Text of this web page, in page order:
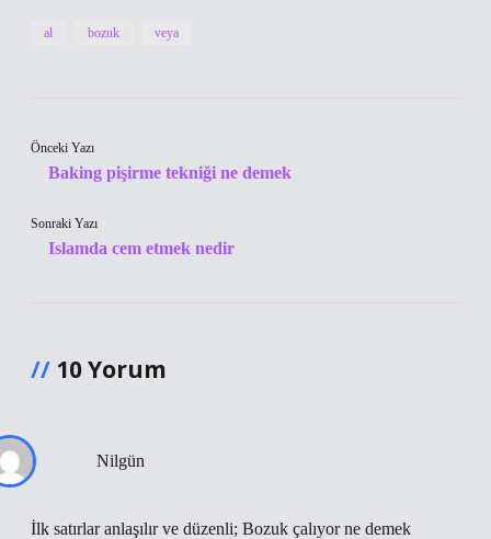
al bozuk veya
Önceki Yazı
Baking pişirme tekniği ne demek
Sonraki Yazı
Islamda cem etmek nedir
10 Yorum
Nilgün
İlk satırlar anlaşılır ve düzenli; Bozuk çalıyor ne demek